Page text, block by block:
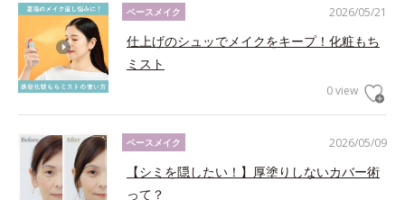
2026/05/21
ベースメイク
仕上げのシュッでメイクをキープ！化粧もち
ミスト
0 view
2026/05/09
ベースメイク
【シミを隠したい！】厚塗りしないカバー術
って？